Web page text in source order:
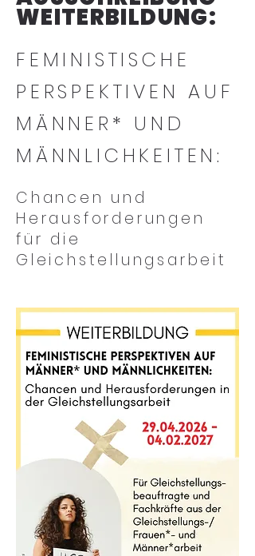
WEITERBILDUNG:
FEMINISTISCHE
PERSPEKTIVEN AUF
MÄNNER* UND
MÄNNLICHKEITEN:
Chancen und
Herausforderungen
für die
Gleichstellungsarbeit